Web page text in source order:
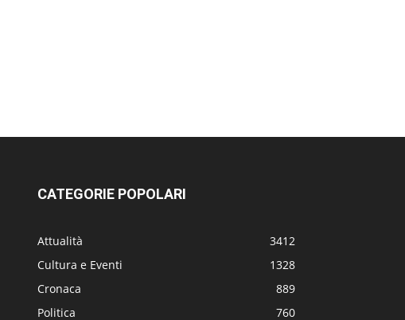
CATEGORIE POPOLARI
Attualità
3412
Cultura e Eventi
1328
Cronaca
889
Politica
760